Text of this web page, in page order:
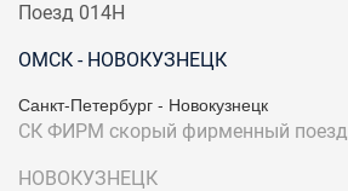
Поезд 014Н
ОМСК - НОВОКУЗНЕЦК
Санкт-Петербург - Новокузнецк
СК ФИРМ скорый фирменный поезд
НОВОКУЗНЕЦК